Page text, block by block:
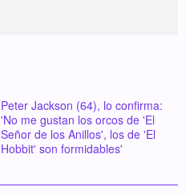
Peter Jackson (64), lo confirma:
'No me gustan los orcos de 'El
Señor de los Anillos', los de 'El
Hobbit' son formidables'